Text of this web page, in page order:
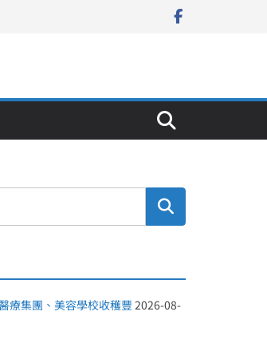
療集團、美容學校收穫豐 2026-08-